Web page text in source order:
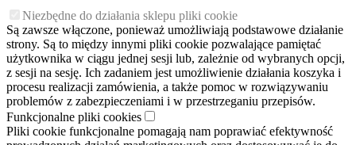
Niezbędne do działania sklepu pliki cookie
Są zawsze włączone, ponieważ umożliwiają podstawowe działanie
strony. Są to między innymi pliki cookie pozwalające pamiętać
użytkownika w ciągu jednej sesji lub, zależnie od wybranych opcji,
z sesji na sesję. Ich zadaniem jest umożliwienie działania koszyka i
procesu realizacji zamówienia, a także pomoc w rozwiązywaniu
problemów z zabezpieczeniami i w przestrzeganiu przepisów.
Funkcjonalne pliki cookies
Pliki cookie funkcjonalne pomagają nam poprawiać efektywność